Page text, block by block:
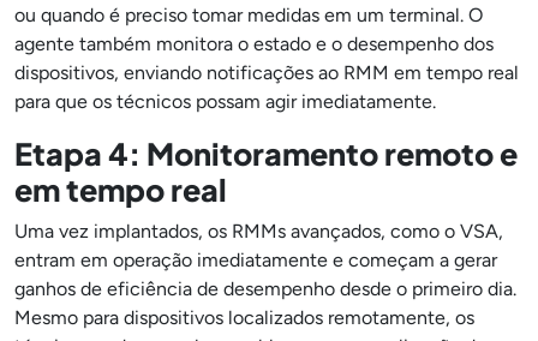
ou quando é preciso tomar medidas em um terminal. O
agente também monitora o estado e o desempenho dos
dispositivos, enviando notificações ao RMM em tempo real
para que os técnicos possam agir imediatamente.
Etapa 4: Monitoramento remoto e
em tempo real
Uma vez implantados, os RMMs avançados, como o VSA,
entram em operação imediatamente e começam a gerar
ganhos de eficiência de desempenho desde o primeiro dia.
Mesmo para dispositivos localizados remotamente, os